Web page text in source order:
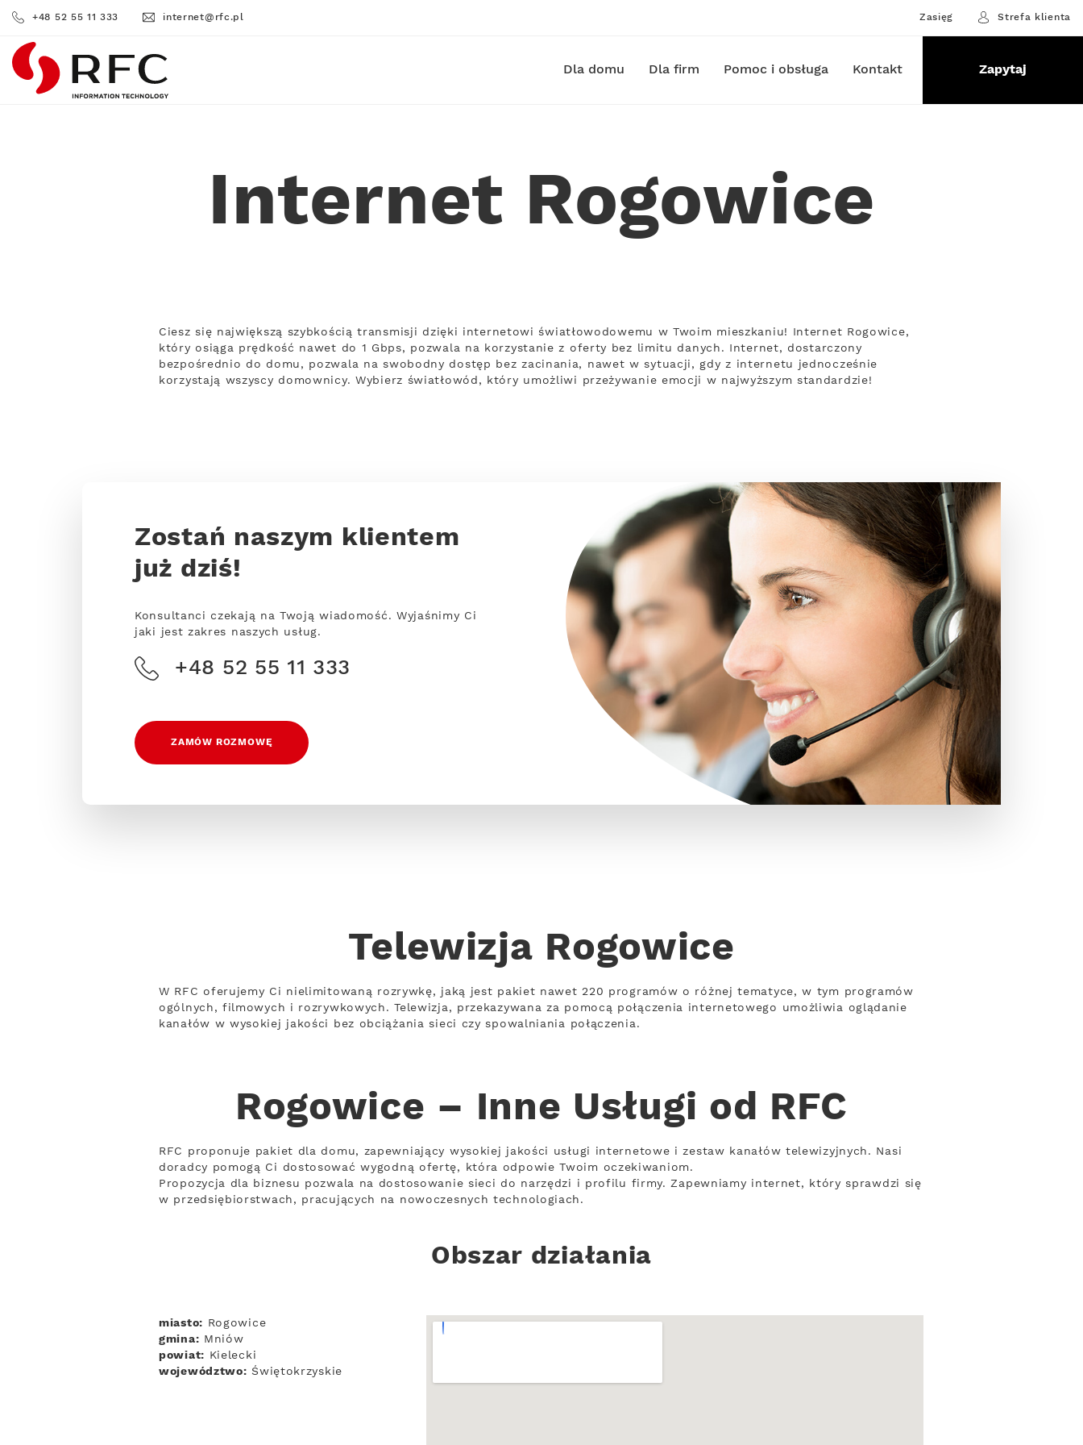
+48 52 55 11 333 internet@rfc.pl Zasięg Strefa klienta
RFC Dla domu Dla firm Pomoc i obsługa Kontakt Zapytaj
Internet Rogowice
Ciesz się największą szybkością transmisji dzięki internetowi światłowodowemu w Twoim mieszkaniu! Internet Rogowice,
który osiąga prędkość nawet do 1 Gbps, pozwala na korzystanie z oferty bez limitu danych. Internet, dostarczony
bezpośrednio do domu, pozwala na swobodny dostęp bez zacinania, nawet w sytuacji, gdy z internetu jednocześnie
korzystają wszyscy domownicy. Wybierz światłowód, który umożliwi przeżywanie emocji w najwyższym standardzie!
Zostań naszym klientem
już dziś!
Konsultanci czekają na Twoją wiadomość. Wyjaśnimy Ci
jaki jest zakres naszych usług.
+48 52 55 11 333
ZAMÓW ROZMOWĘ
Telewizja Rogowice
W RFC oferujemy Ci nielimitowaną rozrywkę, jaką jest pakiet nawet 220 programów o różnej tematyce, w tym programów
ogólnych, filmowych i rozrywkowych. Telewizja, przekazywana za pomocą połączenia internetowego umożliwia oglądanie
kanałów w wysokiej jakości bez obciążania sieci czy spowalniania połączenia.
Rogowice – Inne Usługi od RFC
RFC proponuje pakiet dla domu, zapewniający wysokiej jakości usługi internetowe i zestaw kanałów telewizyjnych. Nasi
doradcy pomogą Ci dostosować wygodną ofertę, która odpowie Twoim oczekiwaniom.
Propozycja dla biznesu pozwala na dostosowanie sieci do narzędzi i profilu firmy. Zapewniamy internet, który sprawdzi się
w przedsiębiorstwach, pracujących na nowoczesnych technologiach.
Obszar działania
miasto: Rogowice
gmina: Mniów
powiat: Kielecki
województwo: Świętokrzyskie